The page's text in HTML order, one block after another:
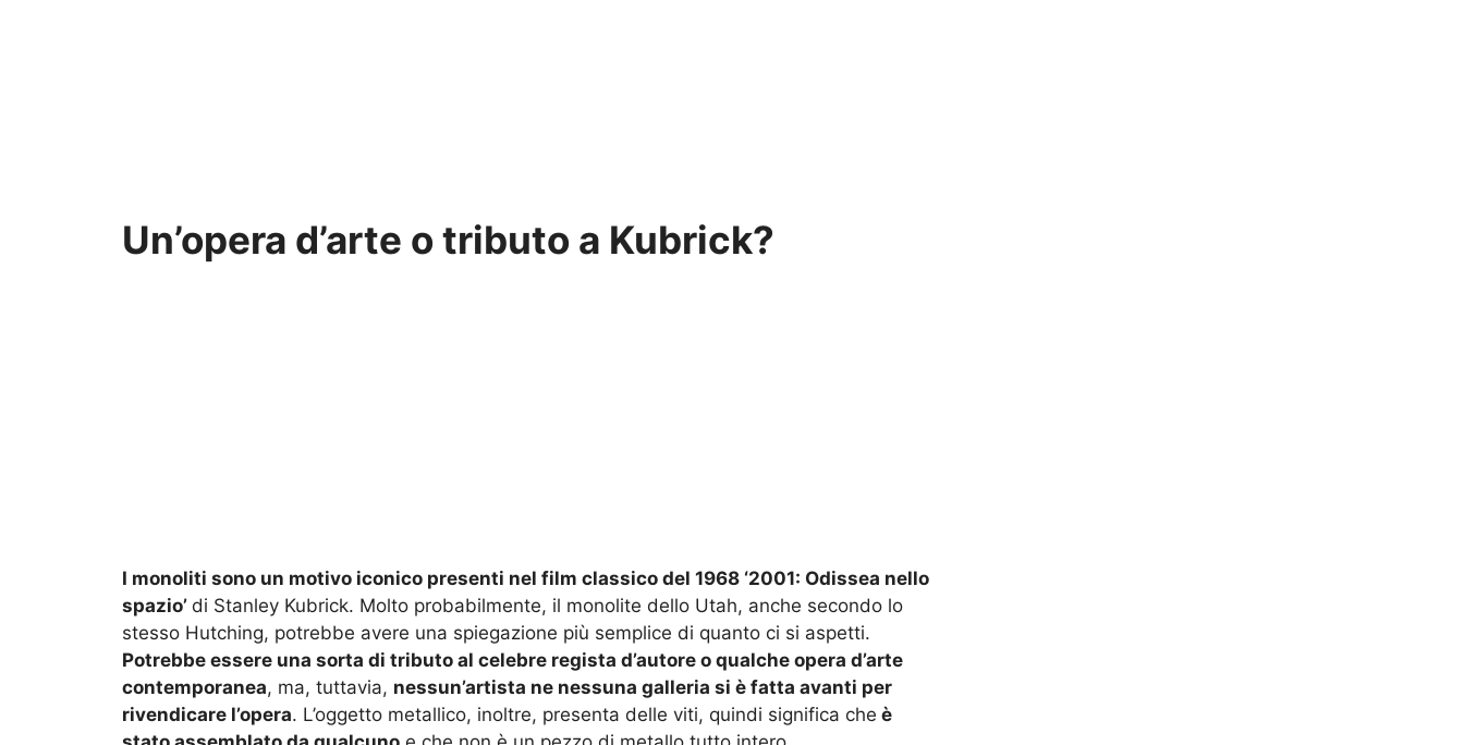
Un’opera d’arte o tributo a Kubrick?
I monoliti sono un motivo iconico presenti nel film classico del 1968 ‘2001: Odissea nello
spazio’ di Stanley Kubrick. Molto probabilmente, il monolite dello Utah, anche secondo lo
stesso Hutching, potrebbe avere una spiegazione più semplice di quanto ci si aspetti.
Potrebbe essere una sorta di tributo al celebre regista d’autore o qualche opera d’arte
contemporanea, ma, tuttavia, nessun’artista ne nessuna galleria si è fatta avanti per
rivendicare l’opera. L’oggetto metallico, inoltre, presenta delle viti, quindi significa che è